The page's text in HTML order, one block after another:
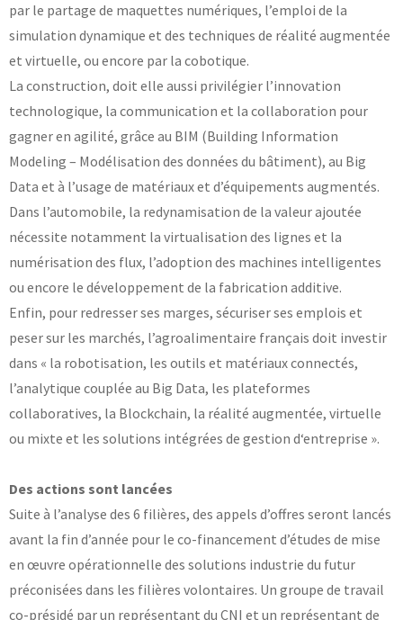
par le partage de maquettes numériques, l’emploi de la
simulation dynamique et des techniques de réalité augmentée
et virtuelle, ou encore par la cobotique.
La construction, doit elle aussi privilégier l’innovation
technologique, la communication et la collaboration pour
gagner en agilité, grâce au BIM (Building Information
Modeling – Modélisation des données du bâtiment), au Big
Data et à l’usage de matériaux et d’équipements augmentés.
Dans l’automobile, la redynamisation de la valeur ajoutée
nécessite notamment la virtualisation des lignes et la
numérisation des flux, l’adoption des machines intelligentes
ou encore le développement de la fabrication additive.
Enfin, pour redresser ses marges, sécuriser ses emplois et
peser sur les marchés, l’agroalimentaire français doit investir
dans « la robotisation, les outils et matériaux connectés,
l’analytique couplée au Big Data, les plateformes
collaboratives, la Blockchain, la réalité augmentée, virtuelle
ou mixte et les solutions intégrées de gestion d‘entreprise ».
Des actions sont lancées
Suite à l’analyse des 6 filières, des appels d’offres seront lancés
avant la fin d’année pour le co-financement d’études de mise
en œuvre opérationnelle des solutions industrie du futur
préconisées dans les filières volontaires. Un groupe de travail
co-présidé par un représentant du CNI et un représentant de